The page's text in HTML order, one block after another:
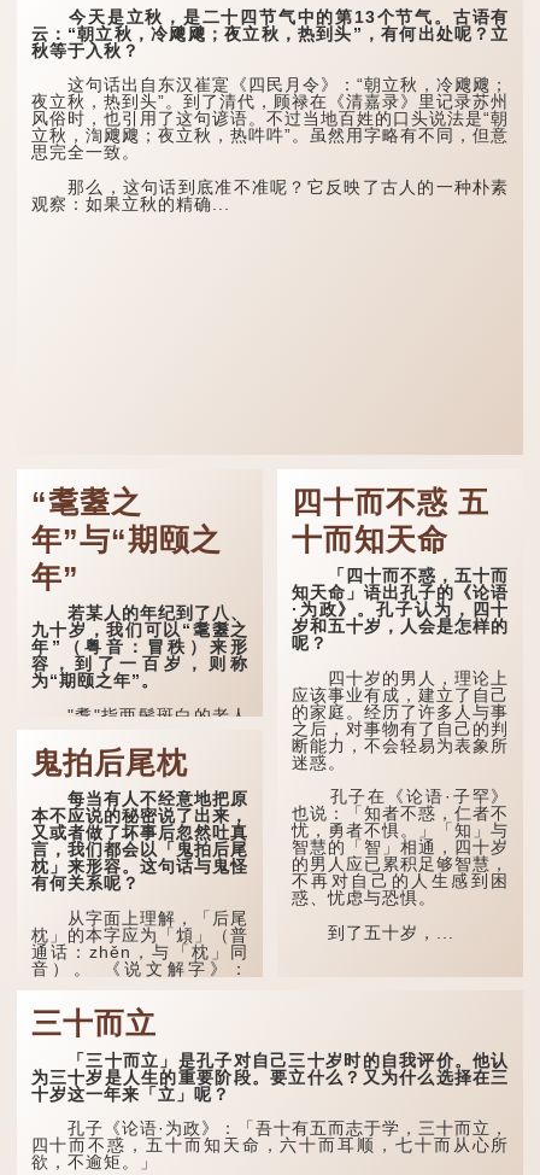
今天是立秋，是二十四节气中的第13个节气。古语有
云：“朝立秋，冷飕飕；夜立秋，热到头”，有何出处呢？立
秋等于入秋？
这句话出自东汉崔寔《四民月令》：“朝立秋，冷飕飕；
夜立秋，热到头”。到了清代，顾禄在《清嘉录》里记录苏州
风俗时，也引用了这句谚语。不过当地百姓的口头说法是“朝
立秋，渹飕飕；夜立秋，热吽吽”。虽然用字略有不同，但意
思完全一致。
那么，这句话到底准不准呢？它反映了古人的一种朴素
观察：如果立秋的精确...
“耄耋之
年”与“期颐之
年”
若某人的年纪到了八、
九十岁，我们可以“耄耋之
年”（粤音：冒秩）来形
容，到了一百岁，则称
为“期颐之年”。
"耄"指两鬓斑白的老人
思；"耋"更有跌倒的意思，
也是用来形容老人家的。
曹操《对酒歌》就曾写
道："耄耋皆得以寿终，恩
泽广及草木昆虫。"
到了一百岁呢？
颐"。 《礼记.曲礼
上》："百年曰期颐。"郑玄
注："期，犹要也；颐，养
也。不知衣服食味，孝子要
尽养...
鬼拍后尾枕
每当有人不经意地把原
本不应说的秘密说了出来，
又或者做了坏事后忽然吐真
言，我们都会以「鬼拍后尾
枕」来形容。这句话与鬼怪
有何关系呢？
从字面上理解，「后尾
枕」的本字应为「䪴」（普
通话：zhěn，与「枕」同
音）。 《说文解字》：
后部与枕头接触的地方。
民间流传有一种说法，
人会将一些不欲为人所知的
记忆藏于颈后之处。如果忽
然吐真言，就好像被不明东
西（如鬼魂）在后脑拍了一
下，藏在脑中的秘密便脱口
而出。
四十而不惑 五
十而知天命
「四十而不惑，五十而
知天命」语出孔子的《论语
·为政》。孔子认为，四十
岁和五十岁，人会是怎样的
呢？
四十岁的男人，理论上
应该事业有成，建立了自己
的家庭。经历了许多人与事
之后，对事物有了自己的判
断能力，不会轻易为表象所
迷惑。
孔子在《论语·子罕》
也说：「知者不惑，仁者不
忧，勇者不惧。」「知」与
智慧的「智」相通，四十岁
的男人应已累积足够智慧，
不再对自己的人生感到困
惑、忧虑与恐惧。
到了五十岁，...
三十而立
「三十而立」是孔子对自己三十岁时的自我评价。他认
为三十岁是人生的重要阶段。要立什么？又为什么选择在三
十岁这一年来「立」呢？
孔子《论语·为政》：「吾十有五而志于学，三十而立，
四十而不惑，五十而知天命，六十而耳顺，七十而从心所
欲，不逾矩。」